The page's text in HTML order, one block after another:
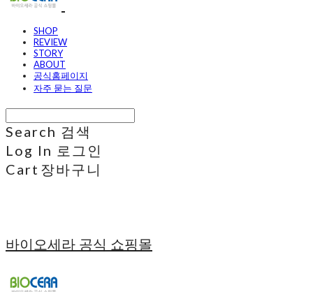
SHOP
REVIEW
STORY
ABOUT
공식홈페이지
자주 묻는 질문
Search 검색
Log In 로그인
Cart 장바구니
바이오세라 공식 쇼핑몰